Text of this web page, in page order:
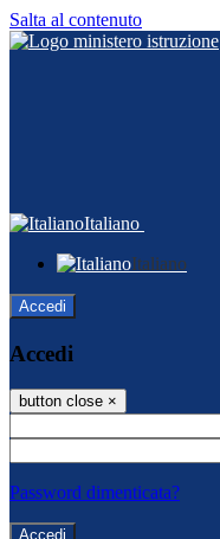
Salta al contenuto
Italiano
Italiano
Accedi
Accedi
button close ×
Password dimenticata?